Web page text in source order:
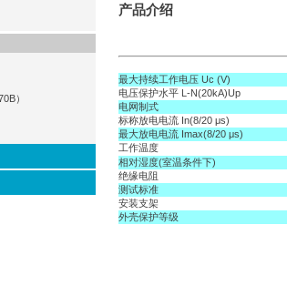
）
产品介绍
最大持续工作电压 Uc (V)
电压保护水平 L-N(20kA)Up
电网制式
标称放电电流 In(8/20 μs)
最大放电电流 Imax(8/20 μs)
工作温度
相对湿度(室温条件下)
绝缘电阻
测试标准
安装支架
外壳保护等级